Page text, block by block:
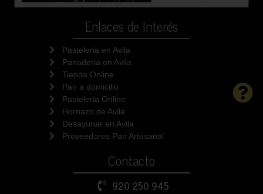
Enlaces de Interés
Pasteleria en Avila
Panaderia en Avila
Tienda Online
Pan a domicilio
Pasteleria Online
Hornazo de Avila
Desayunar en Avila
Proveedores Pan Artesanal
Contacto
920 250 945